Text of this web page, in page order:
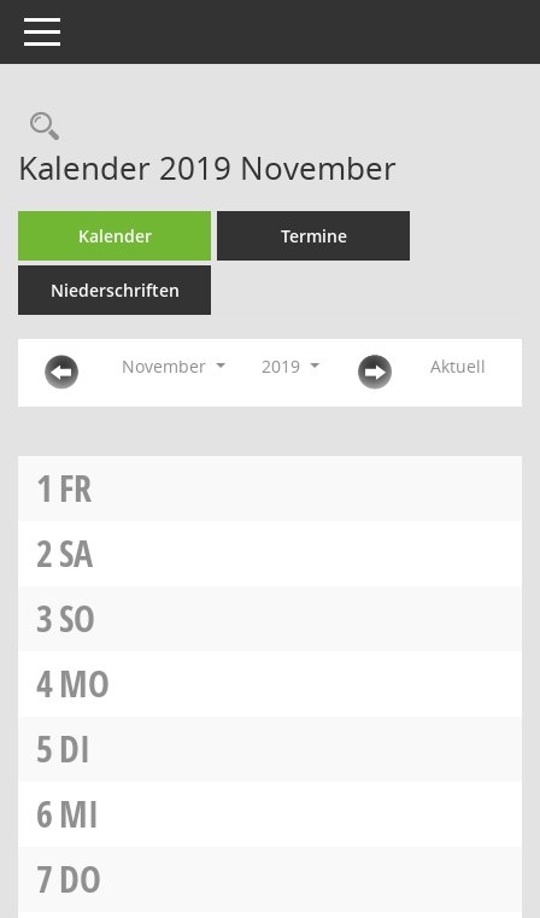
Toggle navigation
Rechercheauswahl
Kalender 2019 November
Kalender Termine
Niederschriften
November 2019 Aktuell
1 FR
2SA
3SO
4MO
5DI
6MI
7DO